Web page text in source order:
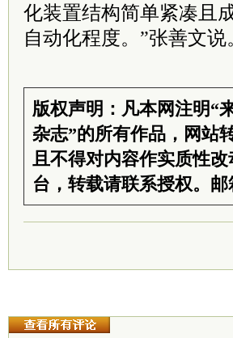
化装置结构简单紧凑且
自动化程度。”张善文说
版权声明：凡本网注明“
杂志”的所有作品，网站
且不得对内容作实质性
台，转载请联系授权。邮